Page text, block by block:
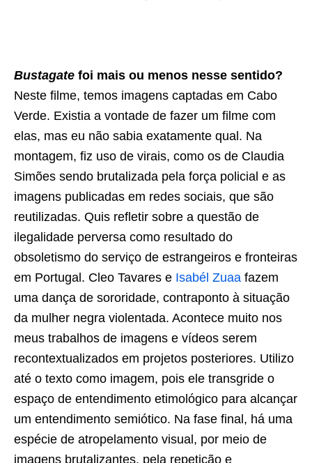
Bustagate foi mais ou menos nesse sentido?
Neste filme, temos imagens captadas em Cabo
Verde. Existia a vontade de fazer um filme com
elas, mas eu não sabia exatamente qual. Na
montagem, fiz uso de virais, como os de Claudia
Simões sendo brutalizada pela força policial e as
imagens publicadas em redes sociais, que são
reutilizadas. Quis refletir sobre a questão de
ilegalidade perversa como resultado do
obsoletismo do serviço de estrangeiros e fronteiras
em Portugal. Cleo Tavares e Isabél Zuaa fazem
uma dança de sororidade, contraponto à situação
da mulher negra violentada. Acontece muito nos
meus trabalhos de imagens e vídeos serem
recontextualizados em projetos posteriores. Utilizo
até o texto como imagem, pois ele transgride o
espaço de entendimento etimológico para alcançar
um entendimento semiótico. Na fase final, há uma
espécie de atropelamento visual, por meio de
imagens brutalizantes, pela repetição e